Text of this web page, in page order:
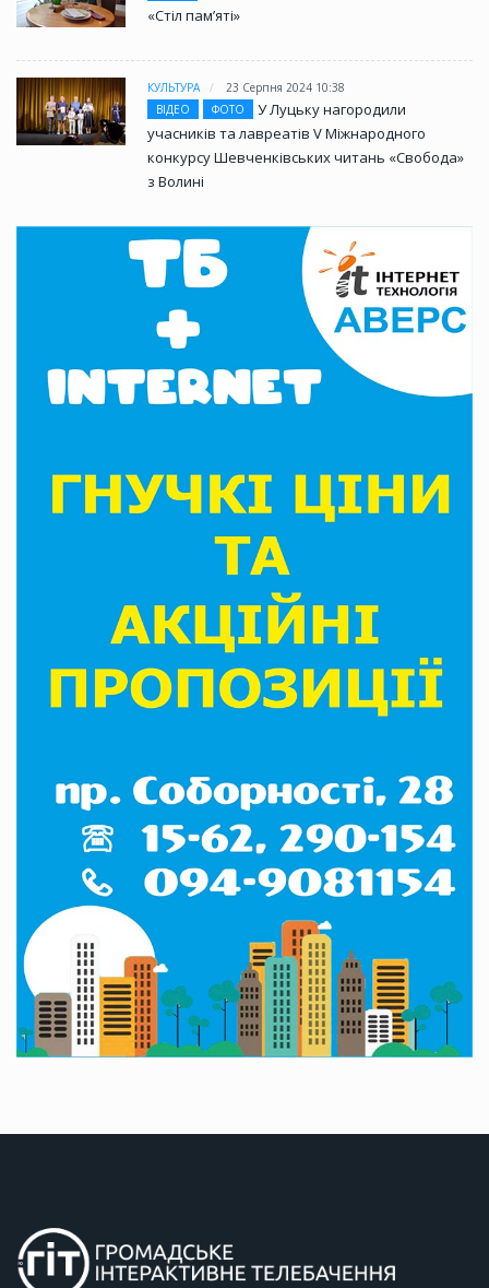
«Стіл памʼяті»
КУЛЬТУРА
23 Серпня 2024 10:38
ВІДЕО
ФОТО
У Луцьку нагородили
учасників та лавреатів V Міжнародного
конкурсу Шевченківських читань «Свобода»
з Волині